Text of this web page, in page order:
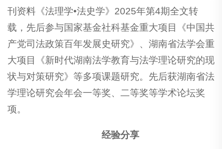
刊资料《法理学•法史学》2025年第4期全文转
载，先后参与国家基金社科基金重大项目《中国共
产党司法政策百年发展史研究》、湖南省法学会重
大项目《新时代湖南法学教育与法学理论研究的现
状与对策研究》等多项课题研究。先后获湖南省法
学理论研究会年会一等奖、二等奖等学术论坛奖
项。
经验分享